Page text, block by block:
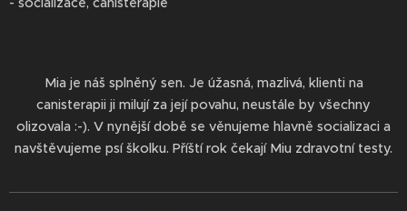
Mia je náš splněný sen. Je úžasná, mazlivá, klienti na
canisterapii ji milují za její povahu, neustále by všechny
olizovala :-). V nynější době se věnujeme hlavně socializaci a
navštěvujeme psí školku. Příští rok čekají Miu zdravotní testy.